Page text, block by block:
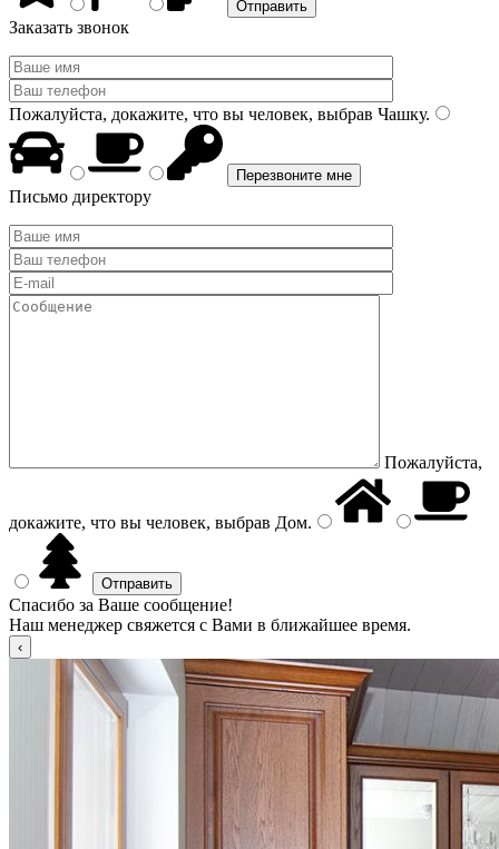
Заказать звонок
Пожалуйста, докажите, что вы человек, выбрав Чашку.
Письмо директору
Пожалуйста,
докажите, что вы человек, выбрав Дом.
Спасибо за Ваше сообщение!
Наш менеджер свяжется с Вами в ближайшее время.